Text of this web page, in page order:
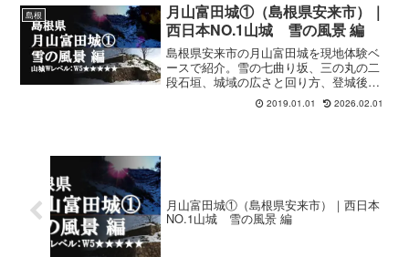
島根
月山富田城①（島根県安来市）｜
西日本NO.1山城 雪の風景 編
島根県安来市の月山富田城を現地体験ベ
ースで紹介。雪の七曲り坂、三の丸の二
段石垣、城域の広さと回り方、登城後に
立ち寄りやすい玉造温泉も整理します。
2019.01.01 2026.02.01
月山富田城①（島根県安来市）｜西日本
NO.1山城 雪の風景 編